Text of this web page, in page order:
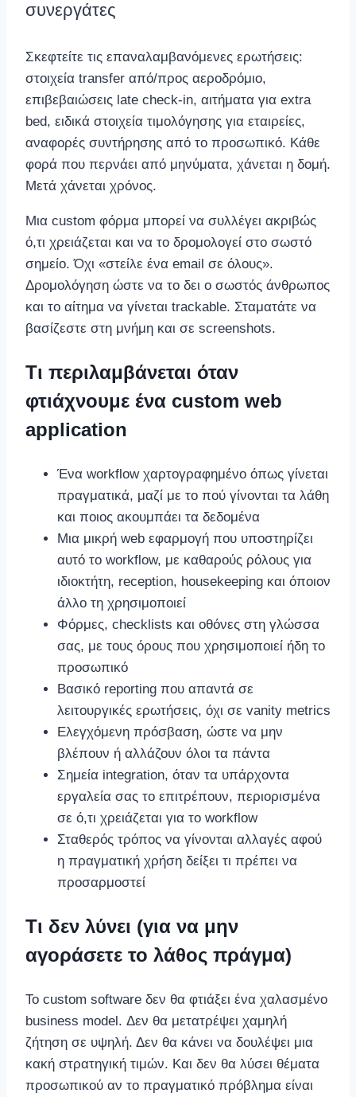
συνεργάτες
Σκεφτείτε τις επαναλαμβανόμενες ερωτήσεις:
στοιχεία transfer από/προς αεροδρόμιο,
επιβεβαιώσεις late check-in, αιτήματα για extra
bed, ειδικά στοιχεία τιμολόγησης για εταιρείες,
αναφορές συντήρησης από το προσωπικό. Κάθε
φορά που περνάει από μηνύματα, χάνεται η δομή.
Μετά χάνεται χρόνος.
Μια custom φόρμα μπορεί να συλλέγει ακριβώς
ό,τι χρειάζεται και να το δρομολογεί στο σωστό
σημείο. Όχι «στείλε ένα email σε όλους».
Δρομολόγηση ώστε να το δει ο σωστός άνθρωπος
και το αίτημα να γίνεται trackable. Σταματάτε να
βασίζεστε στη μνήμη και σε screenshots.
Τι περιλαμβάνεται όταν
φτιάχνουμε ένα custom web
application
Ένα workflow χαρτογραφημένο όπως γίνεται
πραγματικά, μαζί με το πού γίνονται τα λάθη
και ποιος ακουμπάει τα δεδομένα
Μια μικρή web εφαρμογή που υποστηρίζει
αυτό το workflow, με καθαρούς ρόλους για
ιδιοκτήτη, reception, housekeeping και όποιον
άλλο τη χρησιμοποιεί
Φόρμες, checklists και οθόνες στη γλώσσα
σας, με τους όρους που χρησιμοποιεί ήδη το
προσωπικό
Βασικό reporting που απαντά σε
λειτουργικές ερωτήσεις, όχι σε vanity metrics
Ελεγχόμενη πρόσβαση, ώστε να μην
βλέπουν ή αλλάζουν όλοι τα πάντα
Σημεία integration, όταν τα υπάρχοντα
εργαλεία σας το επιτρέπουν, περιορισμένα
σε ό,τι χρειάζεται για το workflow
Σταθερός τρόπος να γίνονται αλλαγές αφού
η πραγματική χρήση δείξει τι πρέπει να
προσαρμοστεί
Τι δεν λύνει (για να μην
αγοράσετε το λάθος πράγμα)
Το custom software δεν θα φτιάξει ένα χαλασμένο
business model. Δεν θα μετατρέψει χαμηλή
ζήτηση σε υψηλή. Δεν θα κάνει να δουλέψει μια
κακή στρατηγική τιμών. Και δεν θα λύσει θέματα
προσωπικού αν το πραγματικό πρόβλημα είναι